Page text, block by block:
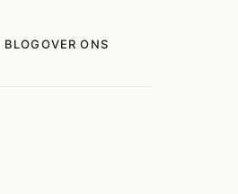
BLOGOVER ONS